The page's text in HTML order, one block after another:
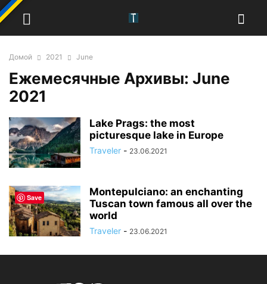
Домой 2021 June
Ежемесячные Архивы: June
2021
Lake Prags: the most
picturesque lake in Europe
Traveler - 23.06.2021
Montepulciano: an enchanting
Tuscan town famous all over the
world
Traveler - 23.06.2021
Save